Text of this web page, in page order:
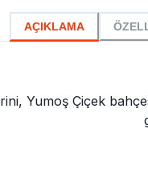
AÇIKLAMA
Yumoş Çiçek